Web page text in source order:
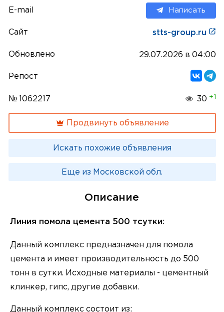
E-mail Написать
Сайт stts-group.ru
Обновлено 29.07.2026 в 04:00
Репост
№ 1062217 30 +1
Продвинуть объявление
Искать похожие объявления
Еще из Московской обл.
Описание
Линия помола цемента 500 тсутки:
Данный комплекс предназначен для помола
цемента и имеет производительность до 500
тонн в сутки. Исходные материалы - цементный
клинкер, гипс, другие добавки.
Данный комплекс состоит из: